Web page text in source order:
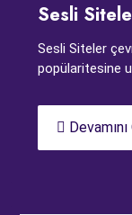
Sesli
Sesli Siteler
popülaritesine